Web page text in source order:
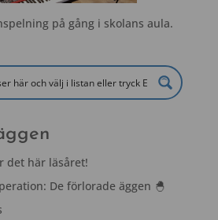
på gång i skolans aula.
det här läsåret!
De förlorade äggen 🐣